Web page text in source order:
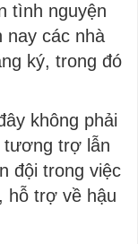
tình nguyện
nay các nhà
ký, trong đó
không phải
tương trợ lẫn
đội trong việc
hỗ trợ về hậu